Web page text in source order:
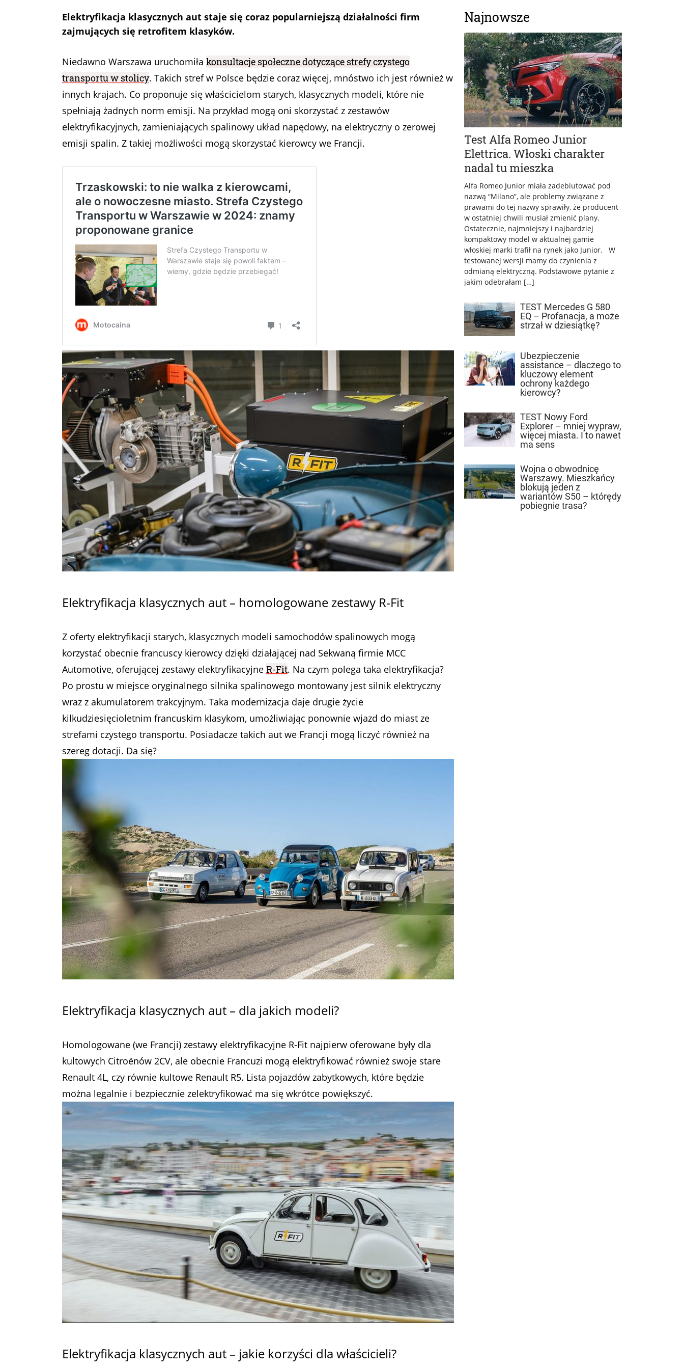
Elektryfikacja klasycznych aut staje się coraz popularniejszą działalności firm
zajmujących się retrofitem klasyków.
Niedawno Warszawa uruchomiła konsultacje społeczne dotyczące strefy czystego
transportu w stolicy. Takich stref w Polsce będzie coraz więcej, mnóstwo ich jest również w
innych krajach. Co proponuje się właścicielom starych, klasycznych modeli, które nie
spełniają żadnych norm emisji. Na przykład mogą oni skorzystać z zestawów
elektryfikacyjnych, zamieniających spalinowy układ napędowy, na elektryczny o zerowej
emisji spalin. Z takiej możliwości mogą skorzystać kierowcy we Francji.
Elektryfikacja klasycznych aut – homologowane zestawy R-Fit
Z oferty elektryfikacji starych, klasycznych modeli samochodów spalinowych mogą
korzystać obecnie francuscy kierowcy dzięki działającej nad Sekwaną firmie MCC
Automotive, oferującej zestawy elektryfikacyjne R-Fit. Na czym polega taka elektryfikacja?
Po prostu w miejsce oryginalnego silnika spalinowego montowany jest silnik elektryczny
wraz z akumulatorem trakcyjnym. Taka modernizacja daje drugie życie
kilkudziesięcioletnim francuskim klasykom, umożliwiając ponownie wjazd do miast ze
strefami czystego transportu. Posiadacze takich aut we Francji mogą liczyć również na
szereg dotacji. Da się?
Elektryfikacja klasycznych aut – dla jakich modeli?
Homologowane (we Francji) zestawy elektryfikacyjne R-Fit najpierw oferowane były dla
kultowych Citroënów 2CV, ale obecnie Francuzi mogą elektryfikować również swoje stare
Renault 4L, czy równie kultowe Renault R5. Lista pojazdów zabytkowych, które będzie
można legalnie i bezpiecznie zelektryfikować ma się wkrótce powiększyć.
Elektryfikacja klasycznych aut – jakie korzyści dla właścicieli?
Najnowsze
Test Alfa Romeo Junior
Elettrica. Włoski charakter
nadal tu mieszka
Alfa Romeo Junior miała zadebiutować pod
nazwą “Milano”, ale problemy związane z
prawami do tej nazwy sprawiły, że producent
w ostatniej chwili musiał zmienić plany.
Ostatecznie, najmniejszy i najbardziej
kompaktowy model w aktualnej gamie
włoskiej marki trafił na rynek jako Junior. W
testowanej wersji mamy do czynienia z
odmianą elektryczną. Podstawowe pytanie z
jakim odebrałam […]
TEST Mercedes G 580
EQ – Profanacja, a może
strzał w dziesiątkę?
Ubezpieczenie
assistance – dlaczego to
kluczowy element
ochrony każdego
kierowcy?
TEST Nowy Ford
Explorer – mniej wypraw,
więcej miasta. I to nawet
ma sens
Wojna o obwodnicę
Warszawy. Mieszkańcy
blokują jeden z
wariantów S50 – którędy
pobiegnie trasa?